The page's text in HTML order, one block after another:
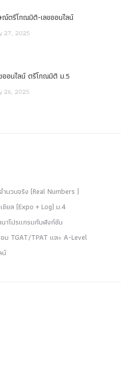
ณ์ตรีโกณมิติ-เลขออนไลน์
27, 2025
ออนไลน์ ตรีโกณมิติ ม.5
26, 2025
วนจริง (Real Numbers )
ชียล (Expo + Log) ม.4
าโปรแกรมกับฟังก์ชัน
บ TGAT/TPAT และ A-Level
น์